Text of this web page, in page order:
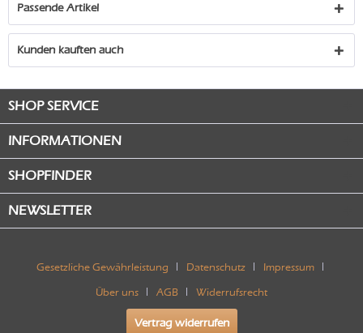
Passende Artikel
Kunden kauften auch
SHOP SERVICE
INFORMATIONEN
SHOPFINDER
NEWSLETTER
Gesetzliche Gewährleistung Datenschutz Impressum
Über uns AGB Widerrufsrecht
Vertrag widerrufen